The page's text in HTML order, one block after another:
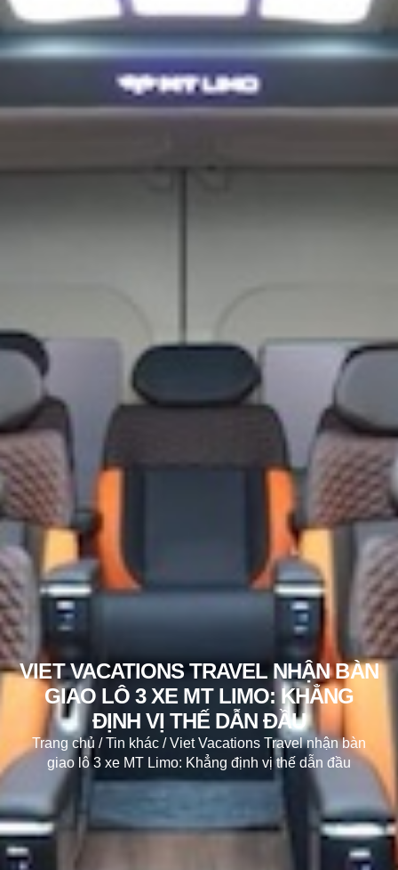
VIET VACATIONS TRAVEL NHẬN BÀN
GIAO LÔ 3 XE MT LIMO: KHẲNG
ĐỊNH VỊ THẾ DẪN ĐẦU
Trang chủ /Tin khác /Viet Vacations Travel nhận bàn
giao lô 3 xe MT Limo: Khẳng định vị thế dẫn đầu